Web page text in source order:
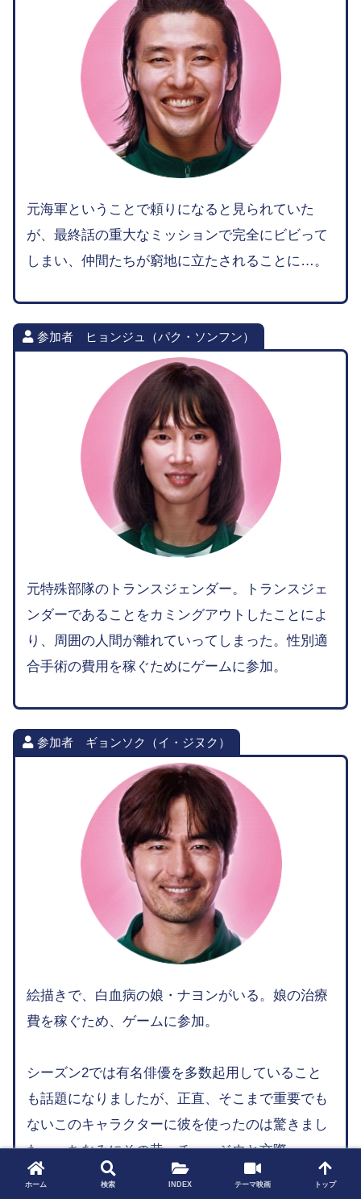
元海軍ということで頼りになると見られていた
が、最終話の重大なミッションで完全にビビって
しまい、仲間たちが窮地に立たされることに…。
参加者 ヒョンジュ（パク・ソンフン）
元特殊部隊のトランスジェンダー。トランスジェ
ンダーであることをカミングアウトしたことによ
り、周囲の人間が離れていってしまった。性別適
合手術の費用を稼ぐためにゲームに参加。
参加者 ギョンソク（イ・ジヌク）
絵描きで、白血病の娘・ナヨンがいる。娘の治療
費を稼ぐため、ゲームに参加。
シーズン2では有名俳優を多数起用していること
も話題になりましたが、正直、そこまで重要でも
ないこのキャラクターに彼を使ったのは驚きまし
た…。ちなみにその昔、チェ・ジウと交際。
ホーム 検索 INDEX テーマ映画 トップ